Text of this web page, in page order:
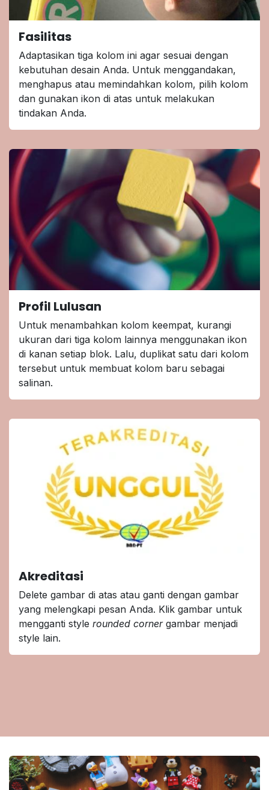
Fasilitas
Adaptasikan tiga kolom ini agar sesuai dengan
kebutuhan desain Anda. Untuk menggandakan,
menghapus atau memindahkan kolom, pilih kolom
dan gunakan ikon di atas untuk melakukan
tindakan Anda.
Profil Lulusan
Untuk menambahkan kolom keempat, kurangi
ukuran dari tiga kolom lainnya menggunakan ikon
di kanan setiap blok. Lalu, duplikat satu dari kolom
tersebut untuk membuat kolom baru sebagai
salinan.
Akreditasi
Delete gambar di atas atau ganti dengan gambar
yang melengkapi pesan Anda. Klik gambar untuk
mengganti style rounded cornergambar menjadi
style lain.